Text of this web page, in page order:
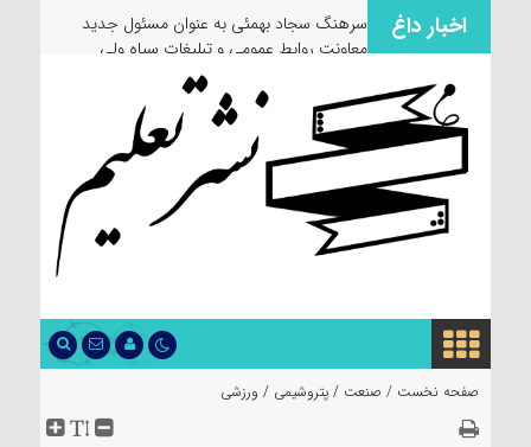
اخبار داغ
سرهنگ سجاد بهمئی به عنوان مسئول جدید
معاونت روابط عمومی و تبلیغات سپاه ولی
عصر(عج) خوزستان معرفی شد
صفحه نخست / صنعت / پتروشیمی / ورزشی